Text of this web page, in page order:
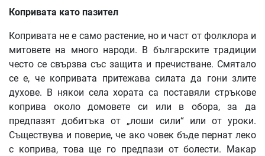
Копривата като пазител
Копривата не е само растение, но и част от фолклора и
митовете на много народи. В българските традиции
често се свързва със защита и пречистване. Смятало
се е, че копривата притежава силата да гони злите
духове. В някои села хората са поставяли стръкове
коприва около домовете си или в обора, за да
предпазят добитъка от „лоши сили“ или от уроки.
Съществува и поверие, че ако човек бъде пернат леко
с коприва, това ще го предпази от болести. Макар